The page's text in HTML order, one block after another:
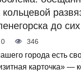
кольцевой
до
0 346
города есть
карточка» —